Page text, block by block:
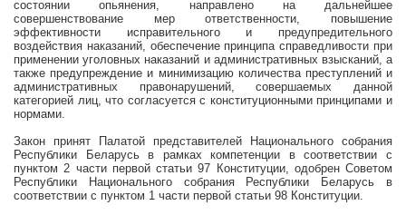
состоянии опьянения, направлено на дальнейшее
совершенствование мер ответственности, повышение
эффективности исправительного и предупредительного
воздействия наказаний, обеспечение принципа справедливости при
применении уголовных наказаний и административных взысканий, а
также предупреждение и минимизацию количества преступлений и
административных правонарушений, совершаемых данной
категорией лиц, что согласуется с конституционными принципами и
нормами.
Закон принят Палатой представителей Национального собрания
Республики Беларусь в рамках компетенции в соответствии с
пунктом 2 части первой статьи 97 Конституции, одобрен Советом
Республики Национального собрания Республики Беларусь в
соответствии с пунктом 1 части первой статьи 98 Конституции.